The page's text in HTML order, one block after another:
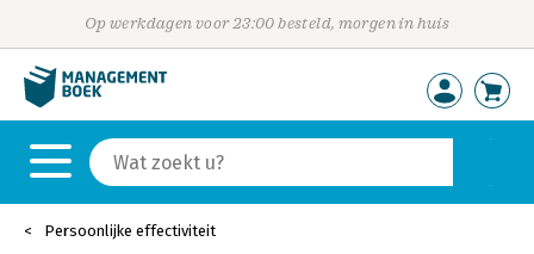
Op werkdagen voor 23:00 besteld, morgen in huis
Persoonlijke effectiviteit